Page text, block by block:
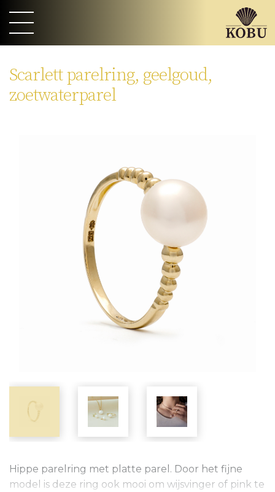
Scarlett parelring, geelgoud,
zoetwaterparel
Hippe parelring met platte parel. Door het fijne
model is deze ring ook mooi om wijsvinger of pink te